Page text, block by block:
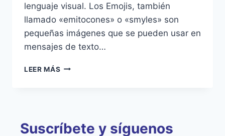
lenguaje visual. Los Emojis, también
llamado «emitocones» o «smyles» son
pequeñas imágenes que se pueden usar en
mensajes de texto…
LEER MÁS
Suscríbete y síguenos